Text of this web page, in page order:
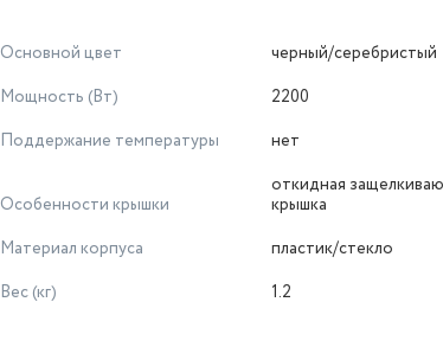
Основной цвет
черный/серебристый
Мощность (Вт)
2200
Поддержание температуры
нет
Особенности крышки
откидная
крышка
Материал корпуса
пластик/стекло
Вес (кг)
1.2